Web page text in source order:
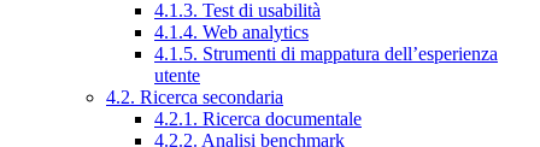
4.1.3. Test di usabilità
4.1.4. Web analytics
4.1.5. Strumenti di mappatura dell’esperienza
utente
4.2. Ricerca secondaria
4.2.1. Ricerca documentale
4.2.2. Analisi benchmark